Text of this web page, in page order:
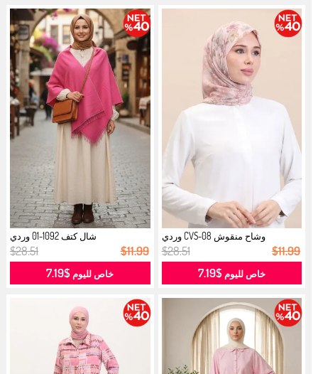
وشاح منقوش CVS-08 وردي
$28.51 $11.99
خاص لليوم$7.19
شال كتف 1092-01 وردي
$28.51 $11.99
خاص لليوم $7.19